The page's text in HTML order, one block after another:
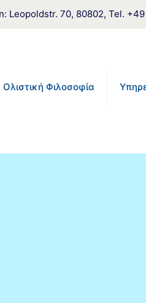
Leopoldstr. 70, 80802, Tel.
Ολιστική Φιλοσοφία